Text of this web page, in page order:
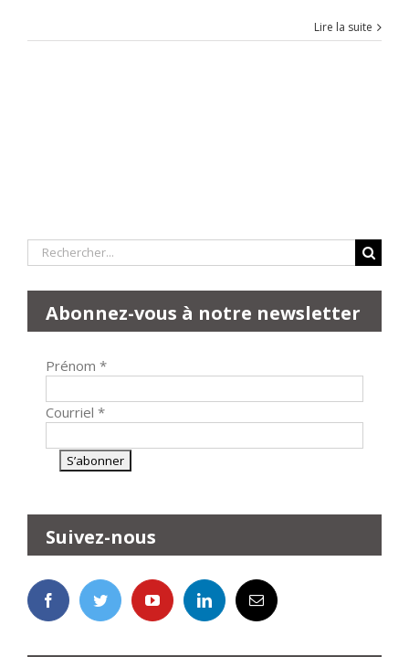
Lire la suite
Rechercher:
Abonnez-vous à notre newsletter
Prénom *
Courriel *
Suivez-nous